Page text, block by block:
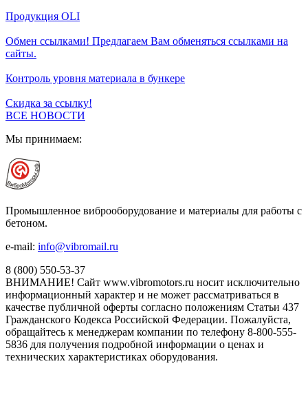
Продукция OLI
Обмен ссылками! Предлагаем Вам обменяться ссылками на
сайты.
Контроль уровня материала в бункере
Скидка за ссылку!
ВСЕ НОВОСТИ
Мы принимаем:
Промышленное виброоборудование и материалы для работы с
бетоном.
e-mail: info@vibromail.ru
8 (800) 550-53-37
ВНИМАНИЕ! Сайт www.vibromotors.ru носит исключительно
информационный характер и не может рассматриваться в
качестве публичной оферты согласно положениям Статьи 437
Гражданского Кодекса Российской Федерации. Пожалуйста,
обращайтесь к менеджерам компании по телефону 8-800-555-
5836 для получения подробной информации о ценах и
технических характеристиках оборудования.